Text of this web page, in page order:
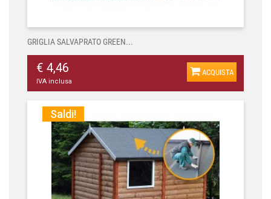
GRIGLIA SALVAPRATO GREEN...
€ 4,46
IVA inclusa
ACQUISTA
Saldi!